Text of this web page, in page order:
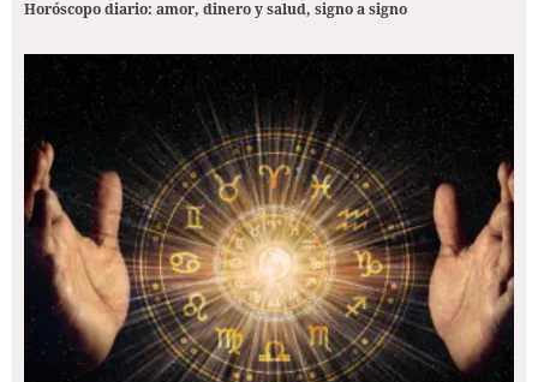
Horóscopo diario: amor, dinero y salud, signo a signo